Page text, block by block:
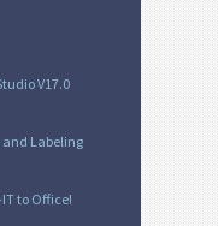
V17.0
and Labeling
to Office!